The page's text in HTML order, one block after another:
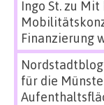
Ingo St.zu Mit
Finanzierung
für die